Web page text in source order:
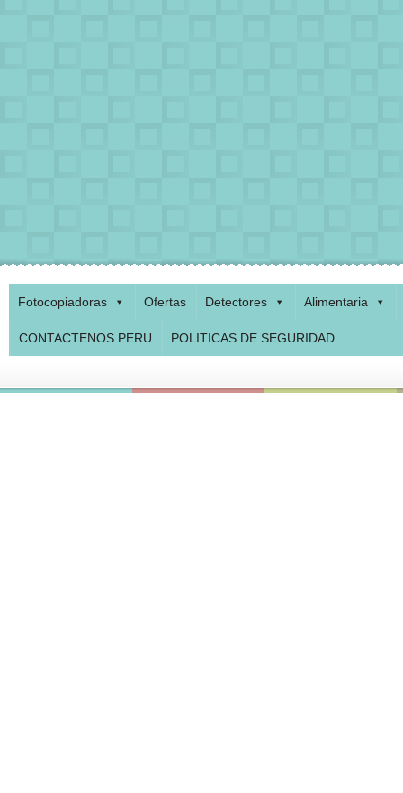
Fotocopiadoras Ofertas Detectores Alimentaria
CONTACTENOS PERU POLITICAS DE SEGURIDAD